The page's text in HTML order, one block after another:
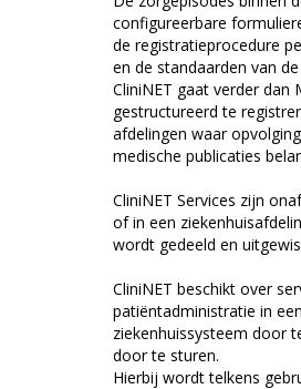
configureerbare
de registratieprocedure
en de standaarden van
CliniNET gaat verder dan
gestructureerd te
afdelingen waar
medische publicaties
CliniNET Services zijn
of in een
wordt gedeeld en
CliniNET beschikt over
patiëntadministratie in
ziekenhuissysteem door
door te sturen.
Hierbij wordt telkens